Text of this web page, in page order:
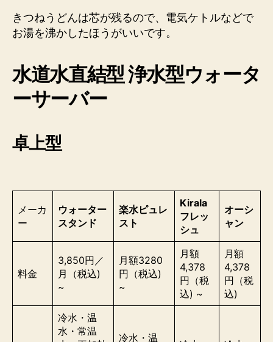
きつねうどんは芯が残るので、電気ケトルなどで
お湯を沸かしたほうがいいです。
水道水直結型 浄水型ウォータ
ーサーバー
卓上型
メーカ
ー
ウォーター
スタンド
楽水ピュレ
スト
Kirala
フレッ
シュ
オーシ
ャン
料金
3,850円／
月（税込)
~
月額3280
円（税込)
~
月額
4,378
円（税
込) ~
月額
4,378
円（税
込)
冷水・温
水・ 常温
冷水・温